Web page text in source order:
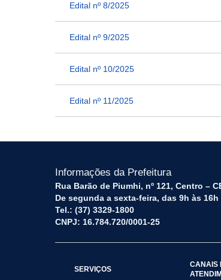
Edital nº 8/2025
Edital nº 9/2025
Edital nº 10/2025
Edital nº 11/2025
Informações da Prefeitura
Rua Barão de Piumhi, nº 121, Centro –
De segunda a sexta-feira, das 9h às 16h
Tel.: (37) 3329-1800
CNPJ: 16.784.720/0001-25
SERVIÇOS
CANAIS